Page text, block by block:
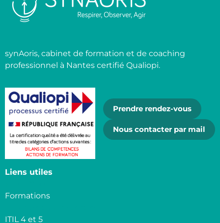
synAoris, cabinet de formation et de coaching
professionnel à Nantes certifié Qualiopi.
Prendre rendez-vous
Nous contacter par mail
Liens utiles
Formations
ITIL 4 et 5